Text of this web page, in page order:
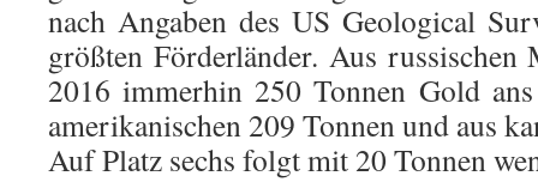
nach Angaben des US Geological
größten Förderländer. Aus
2016 immerhin 250 Tonnen Gold
amerikanischen 209 Tonnen und aus
Auf Platz sechs folgt mit 20 Tonnen